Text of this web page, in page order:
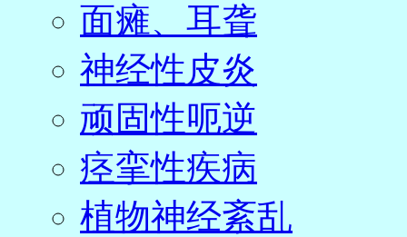
面瘫、耳聋
神经性皮炎
顽固性呃逆
痉挛性疾病
植物神经紊乱